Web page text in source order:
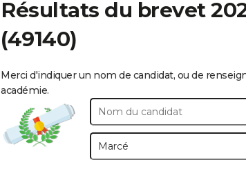
Résultats du brevet
(49140)
Merci d'indiquer un nom de candidat, ou de
académie.